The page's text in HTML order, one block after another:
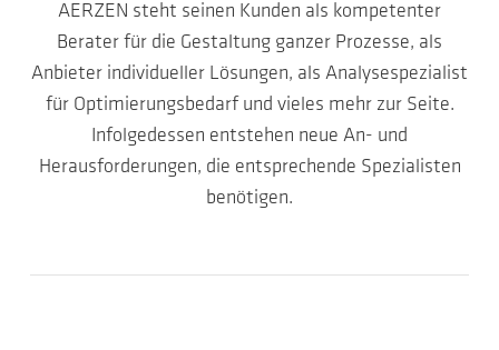
AERZEN steht seinen Kunden als kompetenter
Berater für die Gestaltung ganzer Prozesse, als
Anbieter individueller Lösungen, als Analysespezialist
für Optimierungsbedarf und vieles mehr zur Seite.
Infolgedessen entstehen neue An- und
Herausforderungen, die entsprechende Spezialisten
benötigen.